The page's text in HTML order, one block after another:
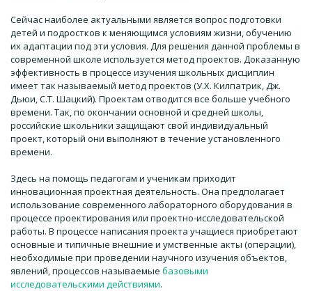
Сейчас наиболее актуальными является вопрос подготовки
детей и подростков к меняющимся условиям жизни, обучению
их адаптации под эти условия. Для решения данной проблемы в
современной школе используется метод проектов. Доказанную
эффективность в процессе изучения школьных дисциплин
имеет так называемый метод проектов (У.Х. Килпатрик, Дж.
Дьюи, С.Т. Шацкий). Проектам отводится все больше учебного
времени. Так, по окончании основной и средней школы,
российские школьники защищают свой индивидуальный
проект, который они выполняют в течение установленного
времени.
Здесь на помощь педагогам и ученикам приходит
инновационная проектная деятельность. Она предполагает
использование современного лабораторного оборудования в
процессе проектирования или проектно-исследовательской
работы. В процессе написания проекта учащиеся приобретают
основные и типичные внешние и умственные акты (операции),
необходимые при проведении научного изучения объектов,
явлений, процессов называемые базовыми
исследовательскими действиями.